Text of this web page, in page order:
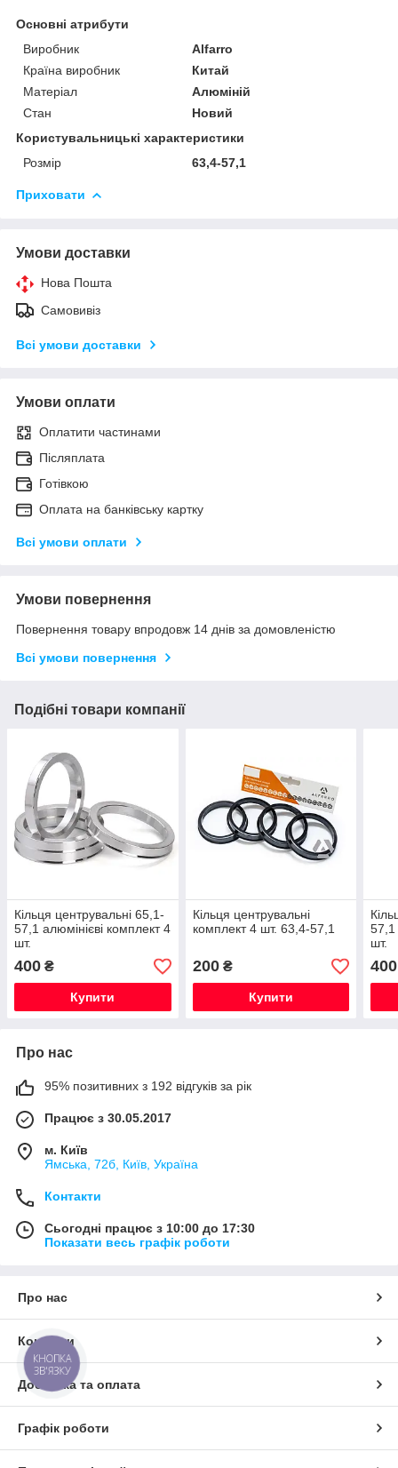
Основні атрибути
Виробник
Alfarro
Країна виробник
Китай
Матеріал
Алюміній
Стан
Новий
Користувальницькі характеристики
Розмір
63,4-57,1
Приховати
Умови доставки
Нова Пошта
Самовивіз
Всі умови доставки
Умови оплати
Оплатити частинами
Післяплата
Готівкою
Оплата на банківську картку
Всі умови оплати
Умови повернення
Повернення товару впродовж 14 днів за домовленістю
Всі умови повернення
Подібні товари компанії
Кільця центрувальні 65,1-
57,1 алюмінієві комплект 4
шт.
400 ₴
Купити
Кільця центрувальні
комплект 4 шт. 63,4-57,1
200₴
Купити
57,1
шт.
400
Про нас
95% позитивних з 192 відгуків за рік
Працює з 30.05.2017
м. Київ
Ямська, 72б, Київ, Україна
Контакти
Сьогодні працює з 10:00 до 17:30
Показати весь графік роботи
Про нас
Контакти
Доставка та оплата
Графік роботи
КНОПКА
ЗВ'ЯЗКУ